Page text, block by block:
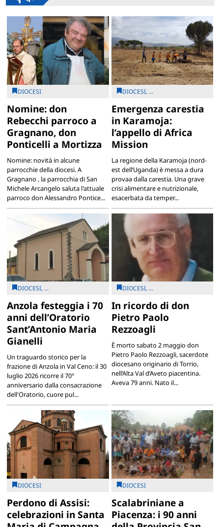
DIOCESI
Nomine: don
Rebecchi parroco a
Gragnano, don
Ponticelli a Mortizza
Nomine: novità in alcune
parrocchie della diocesi. A
Gragnano , la parrocchia di San
Michele Arcangelo saluta l'attuale
parroco don Alessandro Pontice...
DIOCESI, ...
Emergenza carestia
in Karamoja:
l’appello di Africa
Mission
La regione della Karamoja (nord-
est dell’Uganda) è messa a dura
provaa dalla carestia. Una grave
crisi alimentare e nutrizionale,
esacerbata da temper...
DIOCESI, ...
Anzola festeggia i 70
anni dell’Oratorio
Sant’Antonio Maria
Gianelli
Un traguardo storico per la
frazione di Anzola in Val Ceno: il 30
luglio 2026 ricorre il 70°
anniversario dalla consacrazione
dell'Oratorio, cuore pul...
DIOCESI, ...
In ricordo di don
Pietro Paolo
Rezzoagli
È morto sabato 2 maggio don
Pietro Paolo Rezzoagli, sacerdote
diocesano originario di Torrio,
nell’Alta Val d’Aveto piacentina.
Aveva 79 anni. Nato il...
DIOCESI
Perdono di Assisi:
celebrazioni in Santa
DIOCESI
Scalabriniane a
Piacenza: i 90 anni